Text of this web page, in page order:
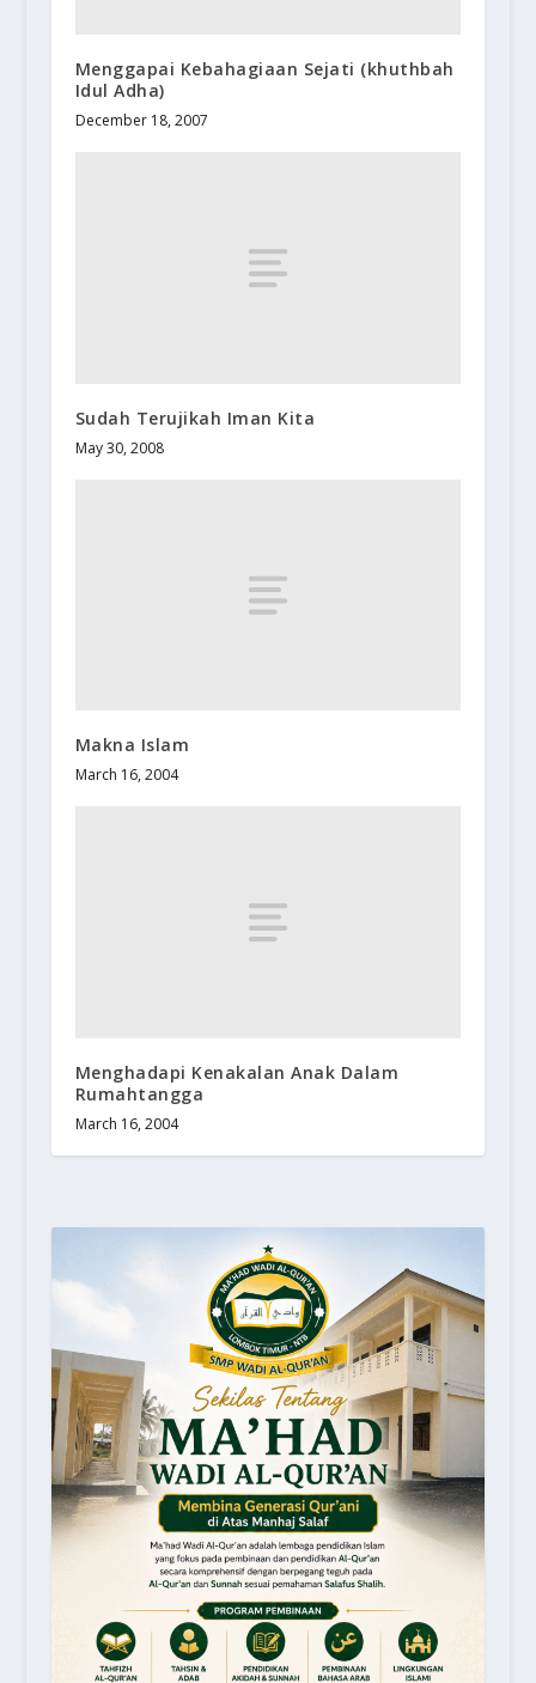
Menggapai Kebahagiaan Sejati (khuthbah
Idul Adha)
December 18, 2007
Sudah Terujikah Iman Kita
May 30, 2008
Makna Islam
March 16, 2004
Menghadapi Kenakalan Anak Dalam
Rumahtangga
March 16, 2004